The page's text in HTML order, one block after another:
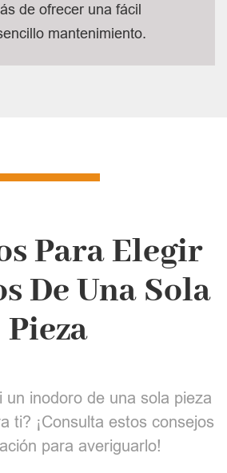
de ofrecer una fácil
mantenimiento.
Para Elegir
De Una Sola
Pieza
un inodoro de una sola pieza
ti? ¡Consulta estos consejos
para averiguarlo!